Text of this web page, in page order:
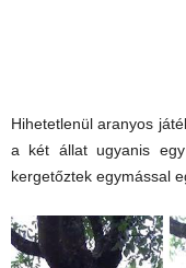
Hihetetlenül aranyos
a két állat ugyanis egy
kergetőztek egymással